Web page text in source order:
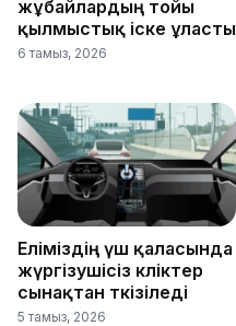
жұбайлардың тойы
қылмыстық іске ұласты
6 тамыз, 2026
Еліміздің үш қаласында
жүргізушісіз көліктер
сынақтан өткізіледі
5 тамыз, 2026